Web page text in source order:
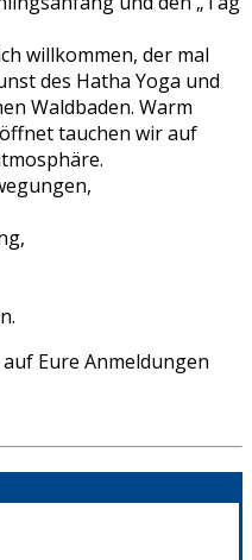
willkommen, der mal
des Hatha Yoga und
Waldbaden. Warm
tauchen wir auf
Eure Anmeldungen